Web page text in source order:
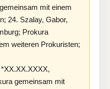
mit einem
24. Szalay, Gabor,
Prokura
weiteren Prokuristen;
gemeinsam mit